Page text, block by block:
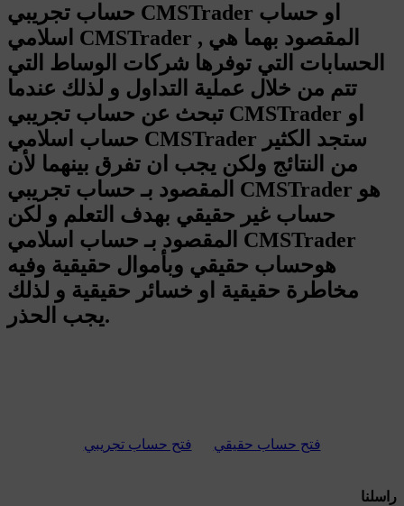
حساب تجريبي CMSTrader او حساب
اسلامي CMSTrader , المقصود بهما هي
الحسابات التي توفرها شركات الوساط التي
تتم من خلال عملية التداول و لذلك عندما
تبحث عن حساب تجريبي CMSTrader او
حساب اسلامي CMSTrader ستجد الكثير
من النتائج ولكن يجب ان تفرق بينهما لأن
المقصود بـ حساب تجريبي CMSTrader هو
حساب غير حقيقي بهدف التعلم و لكن
المقصود بـ حساب اسلامي CMSTrader
هوحساب حقيقي وبأموال حقيقية وفيه
مخاطرة حقيقية او خسائر حقيقية و لذلك
يجب الحذر.
فتح حساب حقيقي فتح حساب تجريبي
راسلنا